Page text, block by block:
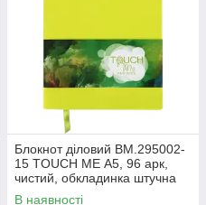
Блокнот діловий BM.295002-
15 TOUCH ME А5, 96 арк,
чистий, обкладинка штучна
шкіра, салатовий (50)
В наявності